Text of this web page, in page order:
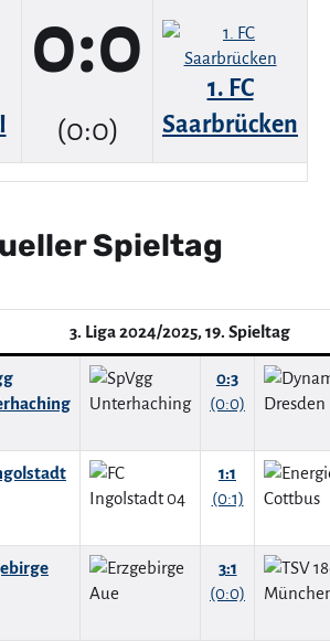
0:0
(0:0)
1. FC
Saarbrücken
Spieltag
3. Liga 2024/2025, 19. Spieltag
0:3
(0:0)
1:1
(0:1)
3:1
(0:0)